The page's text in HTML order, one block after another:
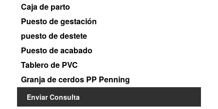
Caja de parto
Puesto de gestación
puesto de destete
Puesto de acabado
Tablero de PVC
Granja de cerdos PP Penning
Enviar Consulta